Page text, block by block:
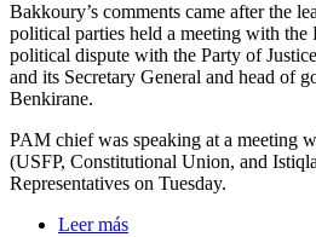
Bakkoury’s comments came after the
political parties held a meeting with the
political dispute with the Party of
and its Secretary General and head of
Benkirane.
PAM chief was speaking at a meeting
(USFP, Constitutional Union, and
Representatives on Tuesday.
Leer más